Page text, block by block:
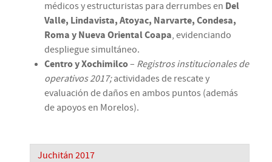
médicos y estructuristas para derrumbes en Del
Valle, Lindavista, Atoyac, Narvarte, Condesa,
Roma y Nueva Oriental Coapa, evidenciando
despliegue simultáneo.
Centro y Xochimilco– Registros institucionales de
operativos 2017;actividades de rescate y
evaluación de daños en ambos puntos (además
de apoyos en Morelos).
Juchitán 2017